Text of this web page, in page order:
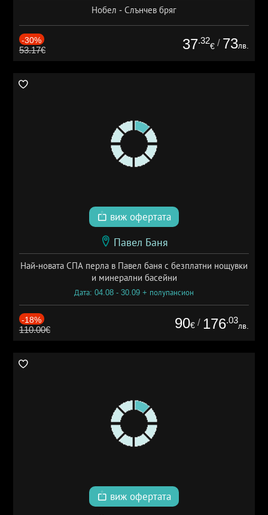
Нобел - Слънчев бряг
-30%
53.17€ 37.32
€ / 73лв.
виж офертата
Павел Баня
Най-новата СПА перла в Павел баня с безплатни нощувки
и минерални басейни
Дата: 04.08 - 30.09 + полупансион
-18%
110.00€ 90€ / 176.03
лв.
виж офертата